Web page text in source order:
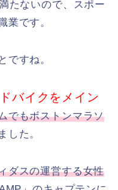
たないので、スポー
業です。
ですね。
バイクをメイン
でもボストンマラソ
した。
ダスの運営する女性